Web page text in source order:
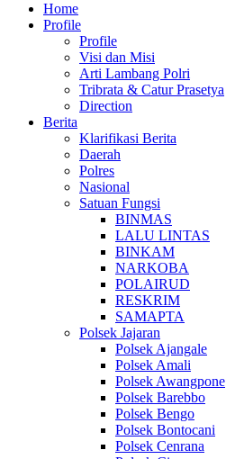
Home
Profile
Profile
Visi dan Misi
Arti Lambang Polri
Tribrata & Catur Prasetya
Direction
Berita
Klarifikasi Berita
Daerah
Polres
Nasional
Satuan Fungsi
BINMAS
LALU LINTAS
BINKAM
NARKOBA
POLAIRUD
RESKRIM
SAMAPTA
Polsek Jajaran
Polsek Ajangale
Polsek Amali
Polsek Awangpone
Polsek Barebbo
Polsek Bengo
Polsek Bontocani
Polsek Cenrana